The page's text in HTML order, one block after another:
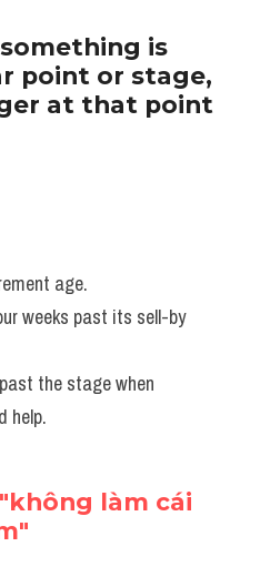
is
point or stage,
at that point
age.
weeks past its sell-by
the stage when
help.
làm cái